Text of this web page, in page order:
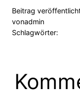
Beitrag
vonadmin
Schlagwörter: